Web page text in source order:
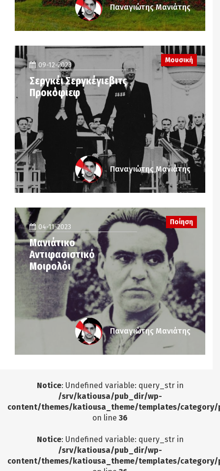
Παναγιώτης Μανιάτης
09-12-2023
Σεργκέι Σεργκέγιεβιτς
Προκόφιεφ
Μουσική
Παναγιώτης Μανιάτης
04-11-2023
Μανιάτικο
Αντιφασιστικό
Μοιρολόι
Ποίηση
Παναγιώτης Μανιάτης
Notice: Undefined variable: query_str in
/srv/katiousa/pub_dir/wp-
content/themes/katiousa_theme/templates/
on line 36
Notice: Undefined variable: query_str in
/srv/katiousa/pub_dir/wp-
content/themes/katiousa_theme/templates/